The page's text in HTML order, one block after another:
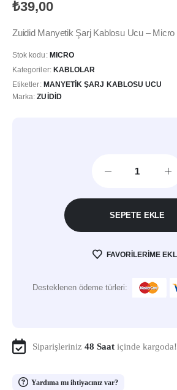
₺39,00
Zuidid Manyetik Şarj Kablosu Ucu – Micro
Stok kodu: MICRO
Kategoriler: KABLOLAR
Etiketler: MANYETIK ŞARJ KABLOSU UCU
Marka:ZUIDID
SEPETE EKLE
FAVORILERIME
Desteklenen ödeme türleri:
Siparişleriniz 48 Saat içinde kargoda!
Yardıma mı ihtiyacınız var?